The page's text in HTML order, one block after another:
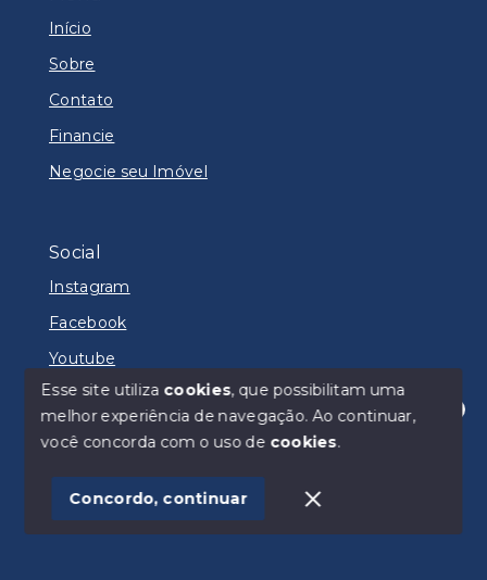
Início
Sobre
Contato
Financie
Negocie seu Imóvel
Social
Instagram
Facebook
Youtube
© Copyright 2026 - 360 Imóveis Brasília - Todos os
SITE PARA IMOBILIARIA
Olá! Estamos disponíveis para te ajudar.
Esse site utiliza cookies, que possibilitam uma
melhor experiência de navegação.Ao continuar,
você concorda com o uso de cookies.
Concordo, continuar